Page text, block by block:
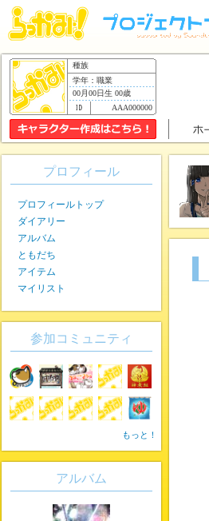
種族
学年：職業
00月00日生 00歳
AAA000000
プロフィール
プロフィールトップ
ダイアリー
アルバム
ともだち
アイテム
マイリスト
参加コミュニティ
もっと！
アルバム